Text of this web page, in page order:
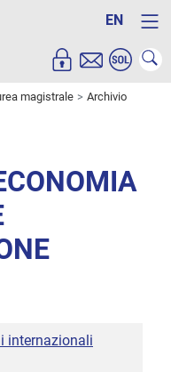
EN
magistrale
Archivio
internazionali